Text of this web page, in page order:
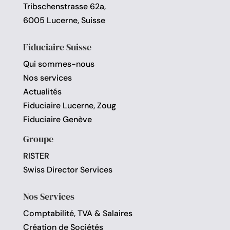
Tribschenstrasse 62a,
6005 Lucerne, Suisse
Fiduciaire Suisse
Qui sommes-nous
Nos services
Actualités
Fiduciaire Lucerne, Zoug
Fiduciaire Genève
Groupe
RISTER
Swiss Director Services
Nos Services
Comptabilité, TVA & Salaires
Création de Sociétés